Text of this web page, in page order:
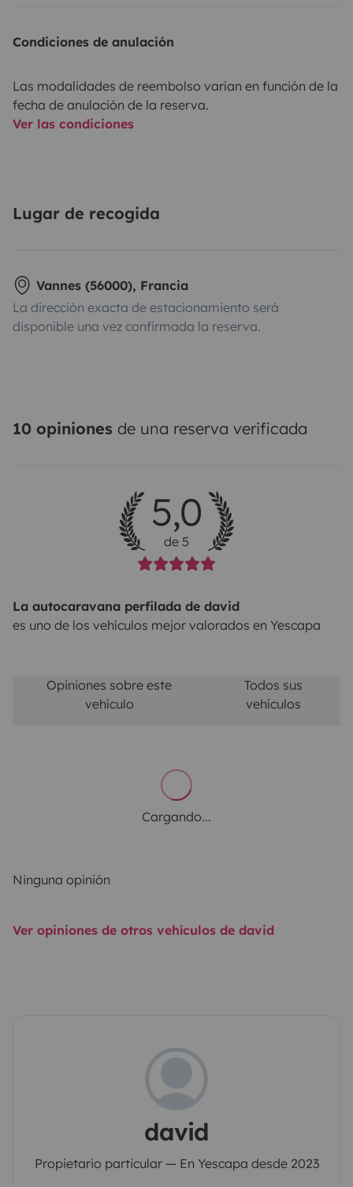
Condiciones de anulación
Las modalidades de reembolso varían en función de la
fecha de anulación de la reserva.
Ver las condiciones
Lugar de recogida
Vannes (56000), Francia
La dirección exacta de estacionamiento será
disponible una vez confirmada la reserva.
10 opiniones de una reserva verificada
5,0
de 5
La autocaravana perfilada de david
es uno de los vehículos mejor valorados en Yescapa
Opiniones sobre este
vehículo
Todos sus
vehículos
Cargando...
Ninguna opinión
Ver opiniones de otros vehículos de david
david
Propietario particular — En Yescapa desde 2023